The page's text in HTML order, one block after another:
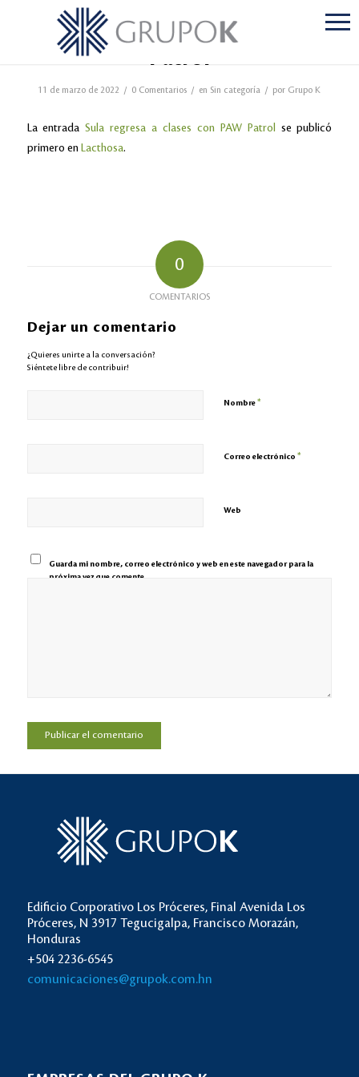
Sula regresa a clases con PAW
Patrol
11 de marzo de 2022 / 0 Comentarios / en Sin categoría / por Grupo K
La entradaSula regresa a clases con PAW Patrol
se publicó
primero en Lacthosa.
0
COMENTARIOS
Dejar un comentario
¿Quieres unirte a la conversación?
Siéntete libre de contribuir!
Nombre*
Correo electrónico *
Web
Guarda mi nombre, correo electrónico y web en este navegador para la
próxima vez que comente.
Edificio Corporativo Los Próceres, Final Avenida Los
Próceres, N 3917 Tegucigalpa, Francisco Morazán,
Honduras
+504 2236-6545
comunicaciones@grupok.com.hn